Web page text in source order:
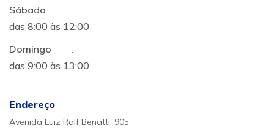
Sábado
:
das 8:00 às 12:00
Domingo
:
das 9:00 às 13:00
Endereço
Avenida Luiz Ralf Benatti, 905